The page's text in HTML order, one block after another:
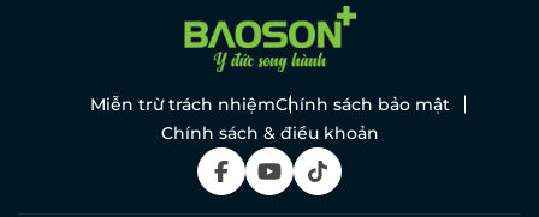
Miễn trừ trách nhiệmChính sách bảo mật
Chính sách & điều khoản